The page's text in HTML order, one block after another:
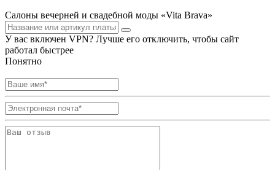
Салоны вечерней и свадебной моды «Vita Brava»
У вас включен VPN? Лучше его отключить, чтобы сайт
работал быстрее
Понятно